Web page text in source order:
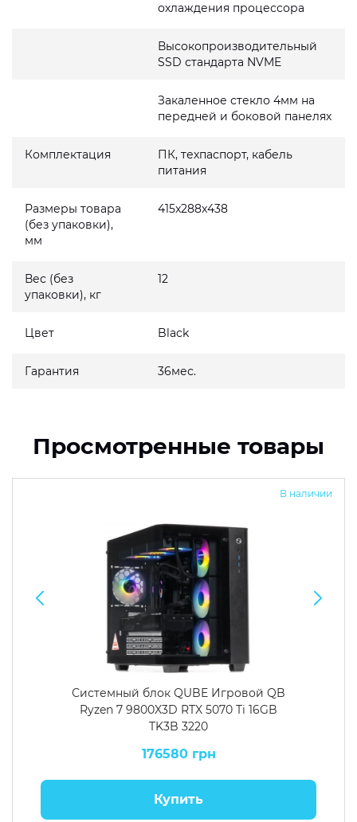
охлаждения процессора
Высокопроизводительный
SSD стандарта NVME
Закаленное стекло 4мм на
передней и боковой панелях
Комплектация
ПК, техпаспорт, кабель
питания
Размеры товара
(без упаковки),
мм
415x288x438
Вес (без
упаковки), кг
12
Цвет Black
Гарантия 36мес.
Просмотренные товары
В наличии
Системный блок QUBE Игровой QB
Ryzen 7 9800X3D RTX 5070 Ti 16GB
TK3B 3220
176580 грн
Купить